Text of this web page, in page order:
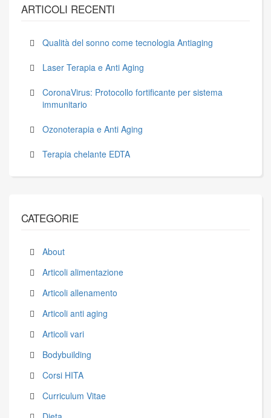
ARTICOLI RECENTI
Qualità del sonno come tecnologia Antiaging
Laser Terapia e Anti Aging
CoronaVirus: Protocollo fortificante per sistema
immunitario
Ozonoterapia e Anti Aging
Terapia chelante EDTA
CATEGORIE
About
Articoli alimentazione
Articoli allenamento
Articoli anti aging
Articoli vari
Bodybuilding
Corsi HITA
Curriculum Vitae